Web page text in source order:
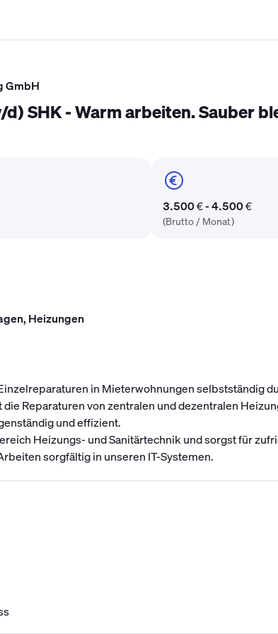
GmbH
SHK - Warm arbeiten. Sauber
3.500 € - 4.500 €
(Brutto / Monat)
Heizungen
in Mieterwohnungen selbstständig
Reparaturen von zentralen und dezentralen
und effizient.
Heizungs- und Sanitärtechnik und sorgst für
sorgfältig in unseren IT-Systemen.